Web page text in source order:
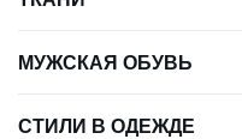
МУЖСКАЯ ОБУВЬ
СТИЛИ В ОДЕЖДЕ